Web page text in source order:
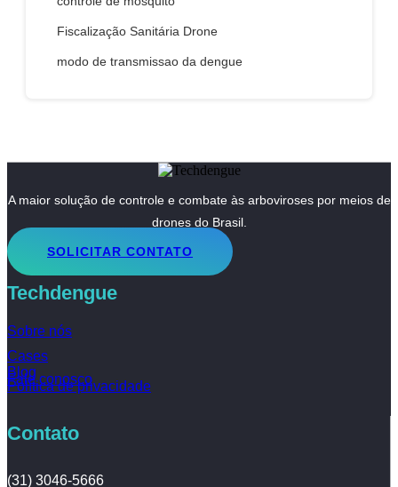
Fiscalização Sanitária Drone
modo de transmissao da dengue
A maior solução de controle e combate às arboviroses por meios de
drones do Brasil.
SOLICITAR CONTATO
Techdengue
Sobre nós
Cases
Blog
Fale conosco
Política de privacidade
Contato
(31) 3046-5666